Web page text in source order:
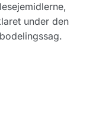
under den